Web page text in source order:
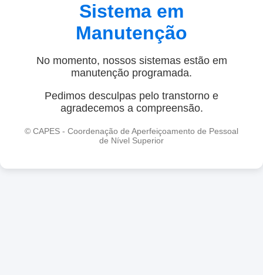
Sistema em
Manutenção
No momento, nossos sistemas estão em
manutenção programada.
Pedimos desculpas pelo transtorno e
agradecemos a compreensão.
© CAPES - Coordenação de Aperfeiçoamento de Pessoal
de Nível Superior